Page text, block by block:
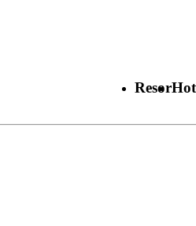
Resor